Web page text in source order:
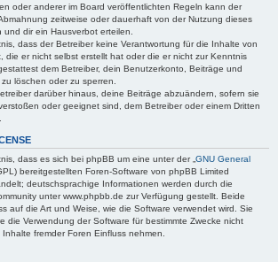
oder anderer im Board veröffentlichten Regeln kann der
zeitweise oder dauerhaft von der Nutzung dieses
dir ein Hausverbot erteilen.
dass der Betreiber keine Verantwortung für die Inhalte von
die er nicht selbst erstellt hat oder die er nicht zur Kenntnis
dem Betreiber, dein Benutzerkonto, Beiträge und
löschen oder zu sperren.
darüber hinaus, deine Beiträge abzuändern, sofern sie
oder geeignet sind, dem Betreiber oder einem Dritten
dass es sich bei phpBB um eine unter der „ GNU General
bereitgestellten Foren-Software von phpBB Limited
deutschsprachige Informationen werden durch die
unter www.phpbb.de zur Verfügung gestellt. Beide
auf die Art und Weise, wie die Software verwendet wird. Sie
die Verwendung der Software für bestimmte Zwecke nicht
fremder Foren Einfluss nehmen.